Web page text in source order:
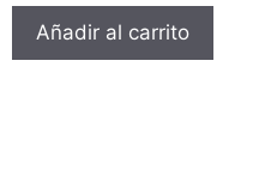
Añadir al carrito